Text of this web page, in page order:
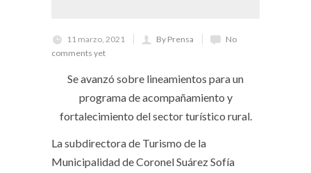
11 marzo, 2021 By Prensa
No
comments yet
Se avanzó sobre lineamientos para un
programa de acompañamiento y
fortalecimiento del sector turístico rural.
La subdirectora de Turismo de la
Municipalidad de Coronel Suárez Sofía